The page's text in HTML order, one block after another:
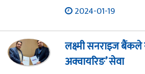
2024-01-19
लक्ष्मी सनराइज बैंकले
अक्वायरिङ’ सेवा